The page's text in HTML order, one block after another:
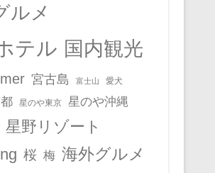
ルメ
テル 国内観光
宮古島 富士山 愛犬
星のや東京 星のや沖縄
星野リゾート
桜 梅 海外グルメ